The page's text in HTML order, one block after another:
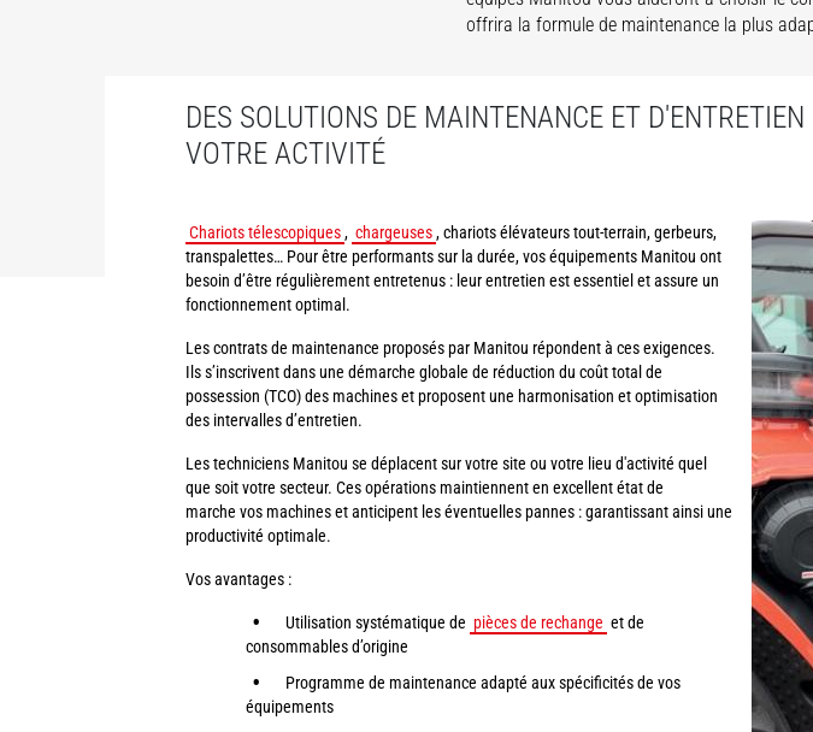
offrira la formule de maintenance la plus
DES SOLUTIONS DE MAINTENANCE ET
VOTRE ACTIVITÉ
Chariots télescopiques , chargeuses , chariots élévateurs tout-terrain, gerbeurs,
transpalettes… Pour être performants sur la durée, vos équipements Manitou ont
besoin d’être régulièrement entretenus : leur entretien est essentiel et assure un
fonctionnement optimal.
Les contrats de maintenance proposés par Manitou répondent à ces exigences.
Ils s’inscrivent dans une démarche globale de réduction du coût total de
possession (TCO) des machines et proposent une harmonisation et optimisation
des intervalles d’entretien.
Les techniciens Manitou se déplacent sur votre site ou votre lieu d'activité quel
que soit votre secteur. Ces opérations maintiennent en excellent état de
marche vos machines et anticipent les éventuelles pannes : garantissant ainsi une
productivité optimale.
Vos avantages :
Utilisation systématique de pièces de rechange et de
consommables d’origine
Programme de maintenance adapté aux spécificités de vos
équipements